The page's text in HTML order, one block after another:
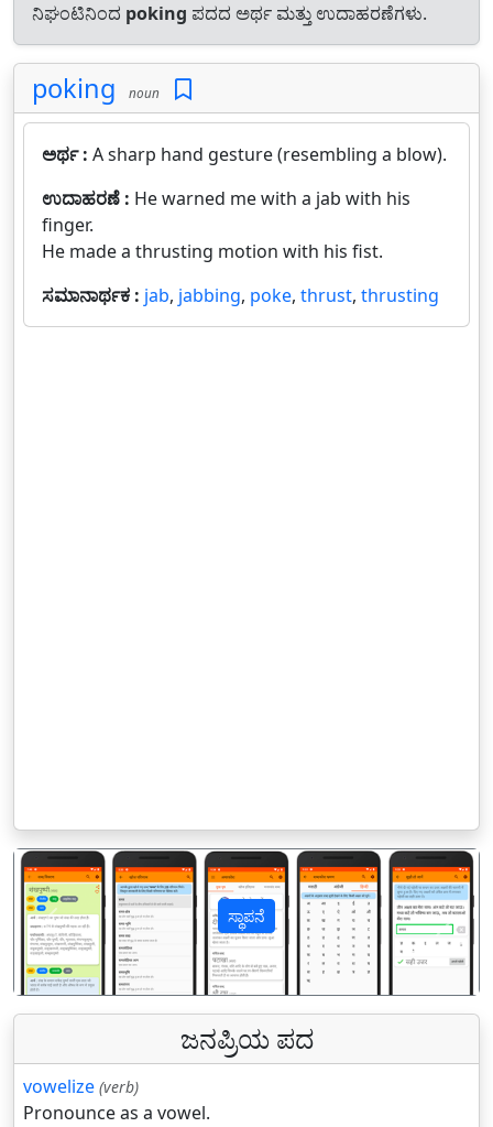
ನಿಘಂಟಿನಿಂದ poking ಪದದ ಅರ್ಥ ಮತ್ತು ಉದಾಹರಣೆಗಳು.
poking noun
ಅರ್ಥ : A sharp hand gesture (resembling a blow).
ಉದಾಹರಣೆ : He warned me with a jab with his
finger.
He made a thrusting motion with his fist.
ಸಮಾನಾರ್ಥಕ : jab, jabbing, poke, thrust, thrusting
ಸ್ಥಾಪನೆ
पिछला
ಜನಪ್ರಿಯ ಪದ
vowelize (verb)
Pronounce as a vowel.